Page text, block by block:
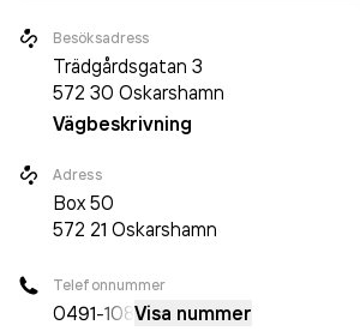
Besöksadress
Trädgårdsgatan 3
572 30 Oskarshamn
Vägbeskrivning
Adress
Box50
572 21 Oskarshamn
Telefonnummer
0491-108Visa nummer